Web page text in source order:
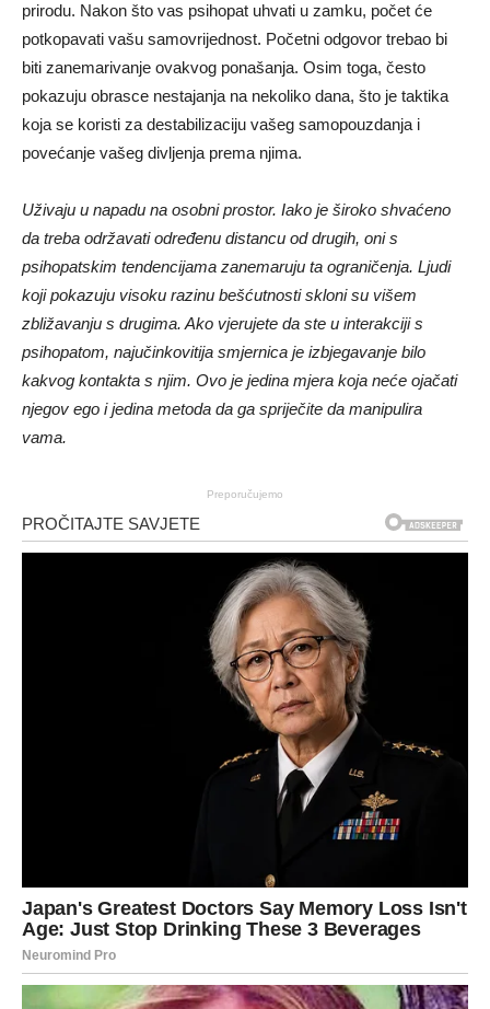
prirodu. Nakon što vas psihopat uhvati u zamku, počet će
potkopavati vašu samovrijednost. Početni odgovor trebao bi
biti zanemarivanje ovakvog ponašanja. Osim toga, često
pokazuju obrasce nestajanja na nekoliko dana, što je taktika
koja se koristi za destabilizaciju vašeg samopouzdanja i
povećanje vašeg divljenja prema njima.
Uživaju u napadu na osobni prostor. Iako je široko shvaćeno
da treba održavati određenu distancu od drugih, oni s
psihopatskim tendencijama zanemaruju ta ograničenja. Ljudi
koji pokazuju visoku razinu bešćutnosti skloni su višem
zbližavanju s drugima. Ako vjerujete da ste u interakciji s
psihopatom, najučinkovitija smjernica je izbjegavanje bilo
kakvog kontakta s njim. Ovo je jedina mjera koja neće ojačati
njegov ego i jedina metoda da ga spriječite da manipulira
vama.
Preporučujemo